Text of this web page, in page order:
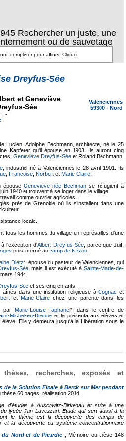
Rechercher un juste, une
ou de sauvetage
Dreyfus-Sée
et Geneviève
Sée
Valenciennes
59300 - Nord
: -
Lucien, Adolphe Bechmann, architecte, né le 25
Kapferer qu'il épouse en 1903. Ils auront cinq
Geneviève Dreyfus-Sée et Roland Bechmann.
, industriel né à Valenciennes le 28 avril 1901. Ils
Françoise Norbert et Marie-Claire
Geneviève née Bechman se réfugient à
1940 et trouvent à se loger dans le village.
comme ouvrier agricoles.
près de Grenoble où ils s’installent dans une
locale.
tous les hommes du village en représailles d'une
l'exception d'Albert Dreyfus-Sée, parce que Juif,
puis interné au camp de Nexon
Dietz*, épouse du pasteur de Valenciennes, qui
Sée, mais il est exécuté àSainte-Marie-de-
1944.
Sée et ses cinq enfants.
aînés dans une institution religieuse àCognac et
etMarie-Claire chez une parente dans les
par Marie-Louise Taphanel*, dans le centre de
Michel-en-Brenne et la présenta aux élèves et
Elle y demeura jusqu'à la Libération sous le
thèses, recherches, exposés et
de la Solution Finale à Berck sur Mer pendant
thèse 60 pages, réalisation 2014
d'études à Auschwitz-Birkenau et suite à une
lycée Jan Lavezzari. Etude qui sert aussi à la
le thème est la découverte des camps de
et la découverte du système concentrationnaire
Nord et de Picardie , Mémoire ou thèse 148